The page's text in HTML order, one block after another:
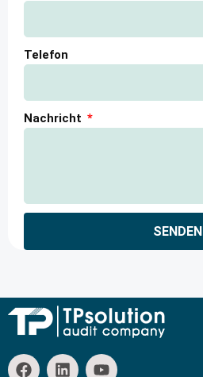
Telefon
Nachricht
SENDEN